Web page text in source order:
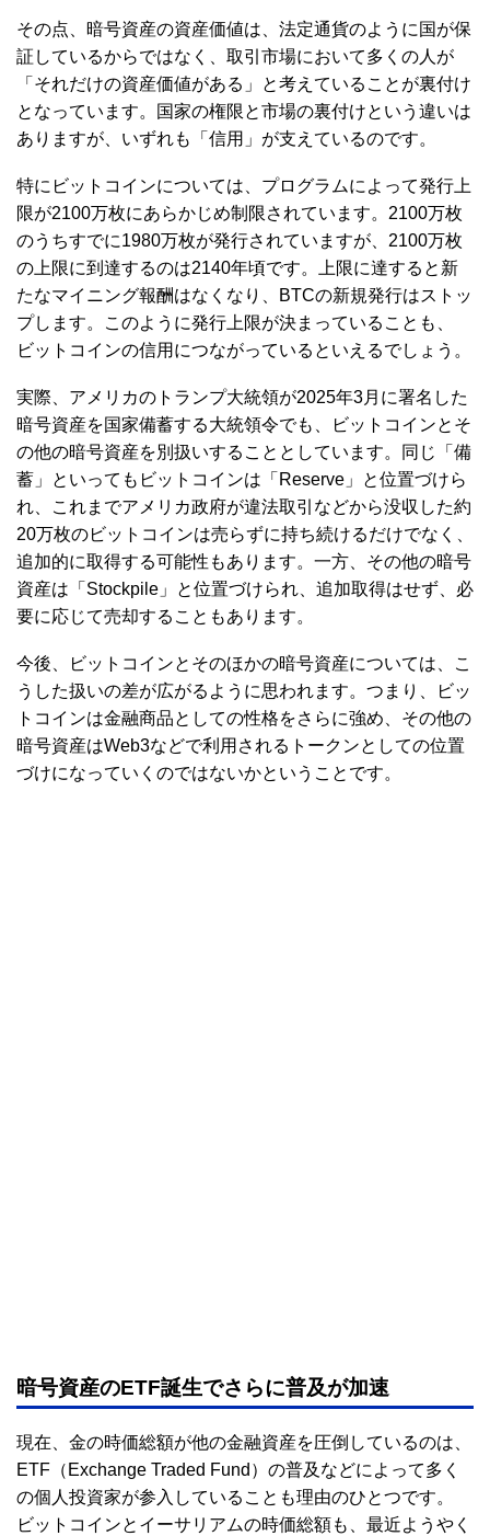
その点、暗号資産の資産価値は、法定通貨のように国が保
証しているからではなく、取引市場において多くの人が
「それだけの資産価値がある」と考えていることが裏付け
となっています。国家の権限と市場の裏付けという違いは
ありますが、いずれも「信用」が支えているのです。
特にビットコインについては、プログラムによって発行上
限が2100万枚にあらかじめ制限されています。2100万枚
のうちすでに1980万枚が発行されていますが、2100万枚
の上限に到達するのは2140年頃です。上限に達すると新
たなマイニング報酬はなくなり、BTCの新規発行はストッ
プします。このように発行上限が決まっていることも、
ビットコインの信用につながっているといえるでしょう。
実際、アメリカのトランプ大統領が2025年3月に署名した
暗号資産を国家備蓄する大統領令でも、ビットコインとそ
の他の暗号資産を別扱いすることとしています。同じ「備
蓄」といってもビットコインは「Reserve」と位置づけら
れ、これまでアメリカ政府が違法取引などから没収した約
20万枚のビットコインは売らずに持ち続けるだけでなく、
追加的に取得する可能性もあります。一方、その他の暗号
資産は「Stockpile」と位置づけられ、追加取得はせず、必
要に応じて売却することもあります。
今後、ビットコインとそのほかの暗号資産については、こ
うした扱いの差が広がるように思われます。つまり、ビッ
トコインは金融商品としての性格をさらに強め、その他の
暗号資産はWeb3などで利用されるトークンとしての位置
づけになっていくのではないかということです。
暗号資産のETF誕生でさらに普及が加速
現在、金の時価総額が他の金融資産を圧倒しているのは、
ETF（Exchange Traded Fund）の普及などによって多く
の個人投資家が参入していることも理由のひとつです。
ビットコインとイーサリアムの時価総額も、最近ようやく